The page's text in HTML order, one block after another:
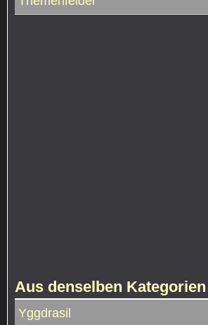
Aus denselben Kategorien
Yggdrasil